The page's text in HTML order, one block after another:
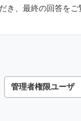
き、最終の回答をご
管理者権限ユーザ